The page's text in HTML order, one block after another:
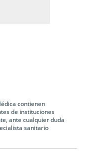
contienen
de instituciones
ante cualquier duda
sanitario